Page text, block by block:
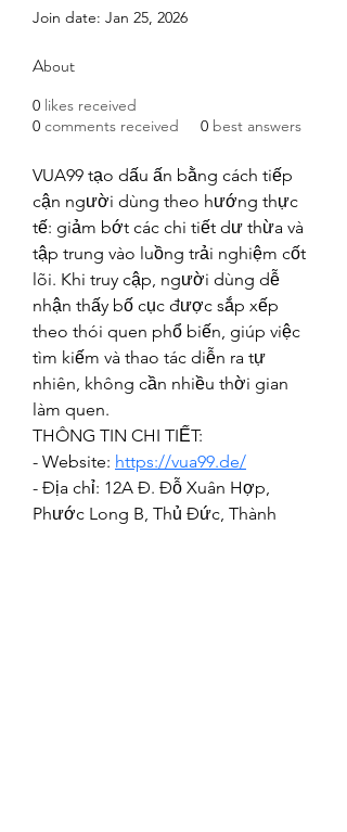
Join date: Jan 25, 2026
About
0 likes received
0 comments received 0 best answers
VUA99 tạo dấu ấn bằng cách tiếp
cận người dùng theo hướng thực
tế: giảm bớt các chi tiết dư thừa và
tập trung vào luồng trải nghiệm cốt
lõi. Khi truy cập, người dùng dễ
nhận thấy bố cục được sắp xếp
theo thói quen phổ biến, giúp việc
tìm kiếm và thao tác diễn ra tự
nhiên, không cần nhiều thời gian
làm quen.
THÔNG TIN CHI TIẾT:
- Website: https://vua99.de/
- Địa chỉ: 12A Đ. Đỗ Xuân Hợp,
Phước Long B, Thủ Đức, Thành